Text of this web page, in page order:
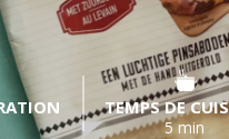
TEMPS DE
5 min